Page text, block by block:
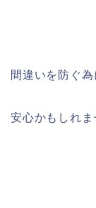
間違いを防ぐ
安心かもしれま